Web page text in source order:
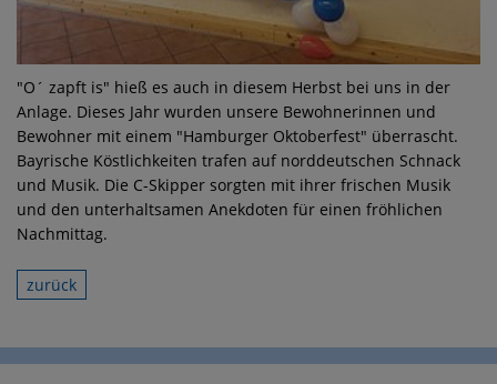
"O´ zapft is" hieß es auch in diesem Herbst bei uns in der
Anlage. Dieses Jahr wurden unsere Bewohnerinnen und
Bewohner mit einem "Hamburger Oktoberfest" überrascht.
Bayrische Köstlichkeiten trafen auf norddeutschen Schnack
und Musik. Die C-Skipper sorgten mit ihrer frischen Musik
und den unterhaltsamen Anekdoten für einen fröhlichen
Nachmittag.
zurück